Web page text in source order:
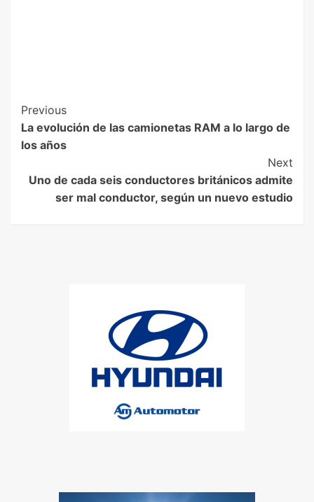
Previous
La evolución de las camionetas RAM a lo largo de
los años
Next
Uno de cada seis conductores británicos admite
ser mal conductor, según un nuevo estudio